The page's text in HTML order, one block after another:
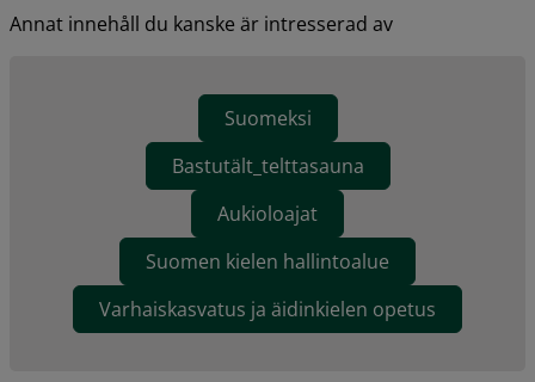
Annat innehåll du kanske är intresserad av
Suomeksi
Bastutält_telttasauna
Aukioloajat
Suomen kielen hallintoalue
Varhaiskasvatus ja äidinkielen opetus